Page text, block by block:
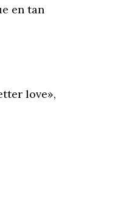
en tan
love»,